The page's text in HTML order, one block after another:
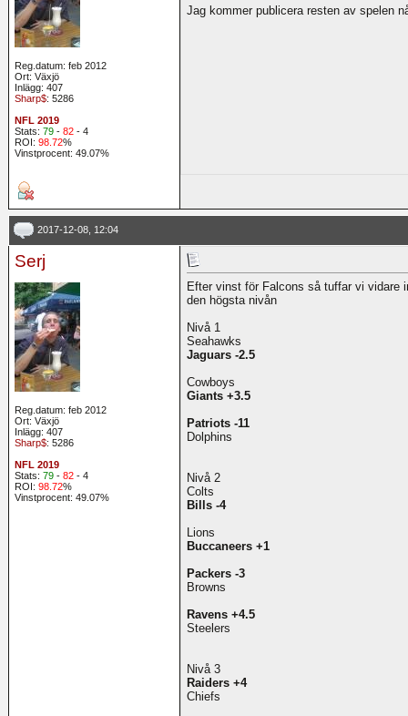
Reg.datum: feb 2012
Ort: Växjö
Inlägg: 407
Sharp$: 5286
NFL 2019
Stats: 79 - 82 - 4
ROI: 98.72%
Vinstprocent: 49.07%
Jag kommer publicera resten av spelen
2017-12-08, 12:04
Serj
Reg.datum: feb 2012
Ort: Växjö
Inlägg: 407
Sharp$: 5286
NFL 2019
Stats: 79 - 82 - 4
ROI: 98.72%
Vinstprocent: 49.07%
Efter vinst för Falcons så tuffar vi vidare
den högsta nivån
Nivå 1
Seahawks
Jaguars -2.5
Cowboys
Giants +3.5
Patriots -11
Dolphins
Nivå 2
Colts
Bills -4
Lions
Buccaneers +1
Packers -3
Browns
Ravens +4.5
Steelers
Nivå 3
Raiders +4
Chiefs